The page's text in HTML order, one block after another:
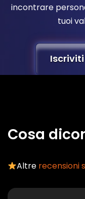
incontrare
tuoi
Cosa
Altre recensioni